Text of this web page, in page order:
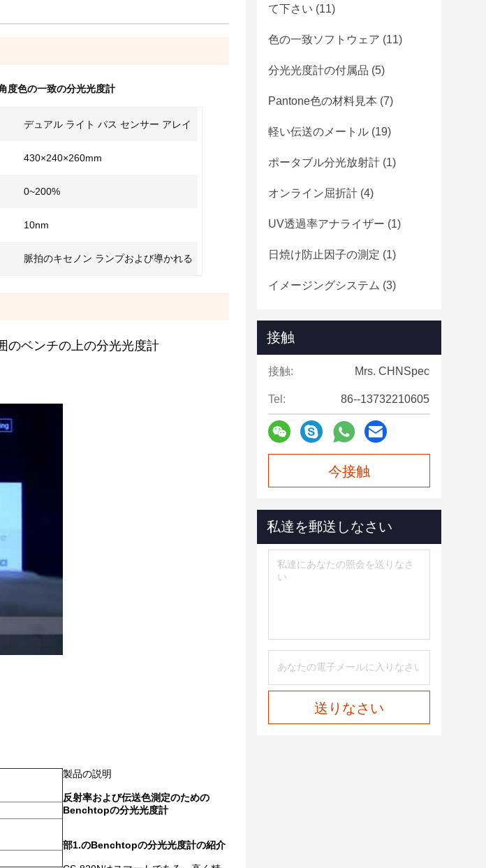
度色の一致の分光光度計
デュアル ライト パス センサー アレイ
430×240×260mm
0~200%
10nm
脈拍のキセノン ランプおよび導かれる
のベンチの上の分光光度計
製品の説明
反射率および伝送色測定のための
Benchtopの分光光度計
部1.のBenchtopの分光光度計の紹介
て下さい (11)
色の一致ソフトウェア (11)
分光光度計の付属品 (5)
Pantone色の材料見本 (7)
軽い伝送のメートル (19)
ポータブル分光放射計 (1)
オンライン屈折計 (4)
UV透過率アナライザー (1)
日焼け防止因子の測定 (1)
イメージングシステム (3)
接触
接触: Mrs. CHNSpec
Tel: 86--13732210605
今接触
私達を郵送しなさい
送りなさい